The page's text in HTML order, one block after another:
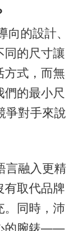
的設計、
同的尺寸讓
方式，而無
的最小尺
爭對手來說
言融入更精
有取代品牌
。同時，沛
的腕錶——